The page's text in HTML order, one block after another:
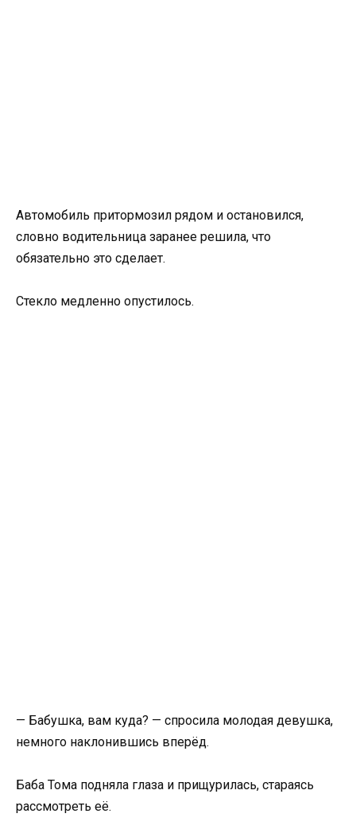
Автомобиль притормозил рядом и остановился,
словно водительница заранее решила, что
обязательно это сделает.
Стекло медленно опустилось.
— Бабушка, вам куда? — спросила молодая девушка,
немного наклонившись вперёд.
Баба Тома подняла глаза и прищурилась, стараясь
рассмотреть её.